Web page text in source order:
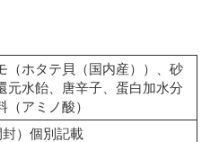
（ホタテ貝（国内産））、砂
元水飴、唐辛子、蛋白加水分
（アミノ酸）
）個別記載